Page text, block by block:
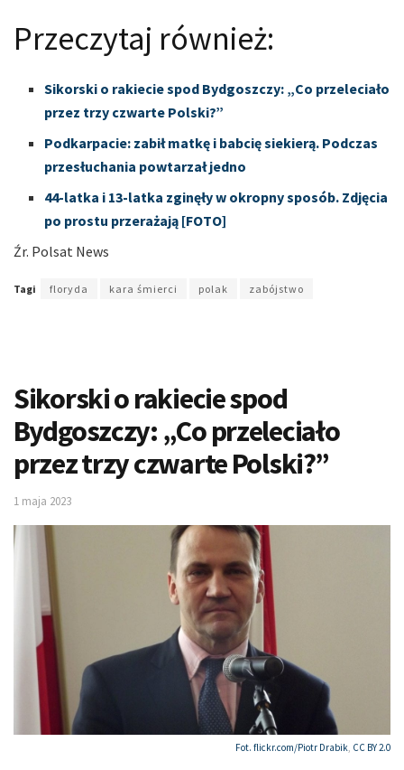
Przeczytaj również:
Sikorski o rakiecie spod Bydgoszczy: „Co przeleciało
przez trzy czwarte Polski?”
Podkarpacie: zabił matkę i babcię siekierą. Podczas
przesłuchania powtarzał jedno
44-latka i 13-latka zginęły w okropny sposób. Zdjęcia
po prostu przerażają [FOTO]
Źr. Polsat News
Tagi floryda kara śmierci polak zabójstwo
Sikorski o rakiecie spod
Bydgoszczy: „Co przeleciało
przez trzy czwarte Polski?”
1 maja 2023
Fot. flickr.com/Piotr Drabik, CC BY 2.0